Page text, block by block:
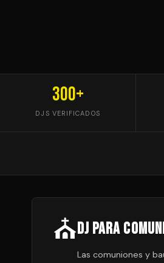
300+
DJS VERIFICADOS
⛪DJ para
Las comuniones y